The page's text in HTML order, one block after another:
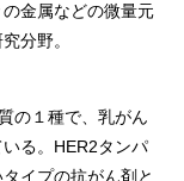
金属などの微量元
分野。
の１種で、乳がん
る。HER2タンパ
イプの抗がん剤と